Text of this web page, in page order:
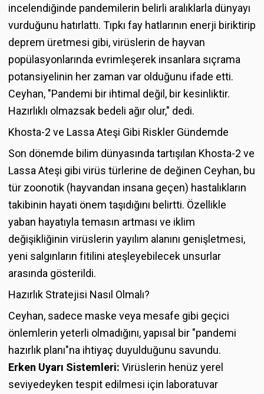
incelendiğinde pandemilerin belirli aralıklarla dünyayı
vurduğunu hatırlattı. Tıpkı fay hatlarının enerji biriktirip
deprem üretmesi gibi, virüslerin de hayvan
popülasyonlarında evrimleşerek insanlara sıçrama
potansiyelinin her zaman var olduğunu ifade etti.
Ceyhan, "Pandemi bir ihtimal değil, bir kesinliktir.
Hazırlıklı olmazsak bedeli ağır olur," dedi.
Khosta-2 ve Lassa Ateşi Gibi Riskler Gündemde
Son dönemde bilim dünyasında tartışılan Khosta-2 ve
Lassa Ateşi gibi virüs türlerine de değinen Ceyhan, bu
tür zoonotik (hayvandan insana geçen) hastalıkların
takibinin hayati önem taşıdığını belirtti. Özellikle
yaban hayatıyla temasın artması ve iklim
değişikliğinin virüslerin yayılım alanını genişletmesi,
yeni salgınların fitilini ateşleyebilecek unsurlar
arasında gösterildi.
Hazırlık Stratejisi Nasıl Olmalı?
Ceyhan, sadece maske veya mesafe gibi geçici
önlemlerin yeterli olmadığını, yapısal bir "pandemi
hazırlık planı"na ihtiyaç duyulduğunu savundu.
Erken Uyarı Sistemleri: Virüslerin henüz yerel
seviyedeyken tespit edilmesi için laboratuvar